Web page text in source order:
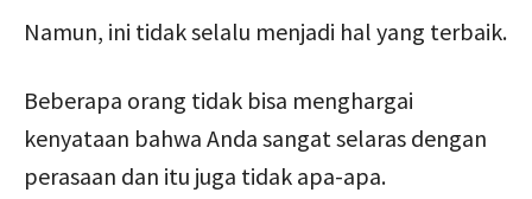
Namun, ini tidak selalu menjadi hal yang terbaik.
Beberapa orang tidak bisa menghargai
kenyataan bahwa Anda sangat selaras dengan
perasaan dan itu juga tidak apa-apa.